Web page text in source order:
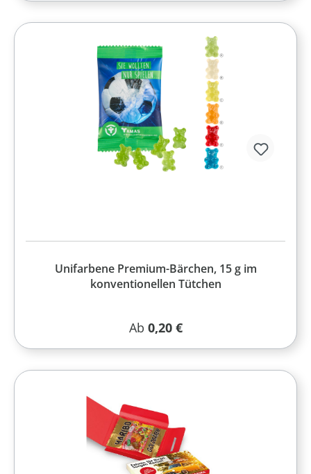
Unifarbene Premium-Bärchen, 15 g im
konventionellen Tütchen
Regulärer Preis:
Ab 0,20 €